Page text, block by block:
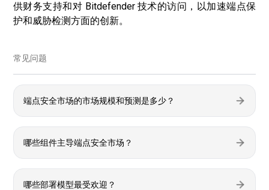
供财务支持和对 Bitdefender 技术的访问，以加速端点保
护和威胁检测方面的创新。
常见问题
端点安全市场的市场规模和预测是多少？
哪些组件主导端点安全市场？
哪些部署模型最受欢迎？